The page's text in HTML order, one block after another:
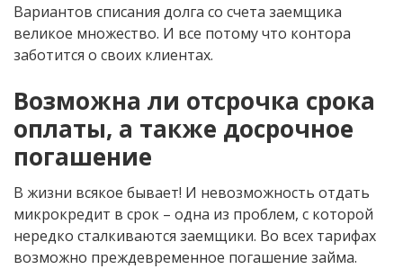
Вариантов списания долга со счета заемщика
великое множество. И все потому что контора
заботится о своих клиентах.
Возможна ли отсрочка срока
оплаты, а также досрочное
погашение
В жизни всякое бывает! И невозможность отдать
микрокредит в срок – одна из проблем, с которой
нередко сталкиваются заемщики. Во всех тарифах
возможно преждевременное погашение займа.